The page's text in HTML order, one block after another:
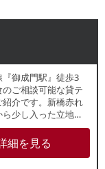
御成門駅』徒歩3
ご相談可能な貸テ
介です。新橋赤れ
ら少し入った立地
ィスで働くビジネ
の集客が期待できま
やカフェなどお考え
細を見る